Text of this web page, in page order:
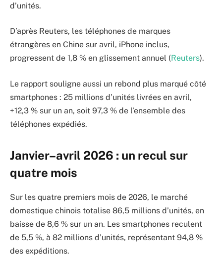
d’unités.
D’après Reuters, les téléphones de marques
étrangères en Chine sur avril, iPhone inclus,
progressent de 1,8 % en glissement annuel (Reuters).
Le rapport souligne aussi un rebond plus marqué côté
smartphones : 25 millions d’unités livrées en avril,
+12,3 % sur un an, soit 97,3 % de l’ensemble des
téléphones expédiés.
Janvier–avril 2026 : un recul sur
quatre mois
Sur les quatre premiers mois de 2026, le marché
domestique chinois totalise 86,5 millions d’unités, en
baisse de 8,6 % sur un an. Les smartphones reculent
de 5,5 %, à 82 millions d’unités, représentant 94,8 %
des expéditions.